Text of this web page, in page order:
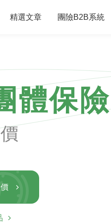
精選文章 團險B2B系統
體保險